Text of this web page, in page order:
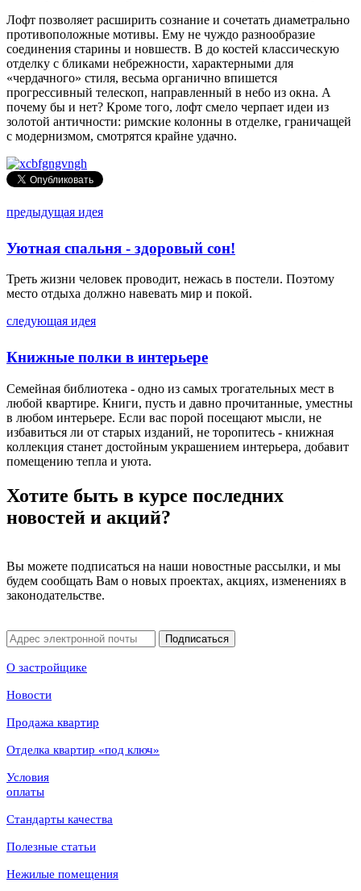
Лофт позволяет расширить сознание и сочетать диаметрально
противоположные мотивы. Ему не чуждо разнообразие
соединения старины и новшеств. В до костей классическую
отделку с бликами небрежности, характерными для
«чердачного» стиля, весьма органично впишется
прогрессивный телескоп, направленный в небо из окна. А
почему бы и нет? Кроме того, лофт смело черпает идеи из
золотой античности: римские колонны в отделке, граничащей
с модернизмом, смотрятся крайне удачно.
предыдущая идея
Уютная спальня - здоровый сон!
Треть жизни человек проводит, нежась в постели. Поэтому
место отдыха должно навевать мир и покой.
следующая идея
Книжные полки в интерьере
Семейная библиотека - одно из самых трогательных мест в
любой квартире. Книги, пусть и давно прочитанные, уместны
в любом интерьере. Если вас порой посещают мысли, не
избавиться ли от старых изданий, не торопитесь - книжная
коллекция станет достойным украшением интерьера, добавит
помещению тепла и уюта.
Хотите быть в курсе последних
новостей и акций?
Вы можете подписаться на наши новостные рассылки, и мы
будем сообщать Вам о новых проектах, акциях, изменениях в
законодательстве.
Подписаться
О застройщике
Новости
Продажа квартир
Отделка квартир «под ключ»
Условия
оплаты
Стандарты качества
Полезные статьи
Нежилые помещения